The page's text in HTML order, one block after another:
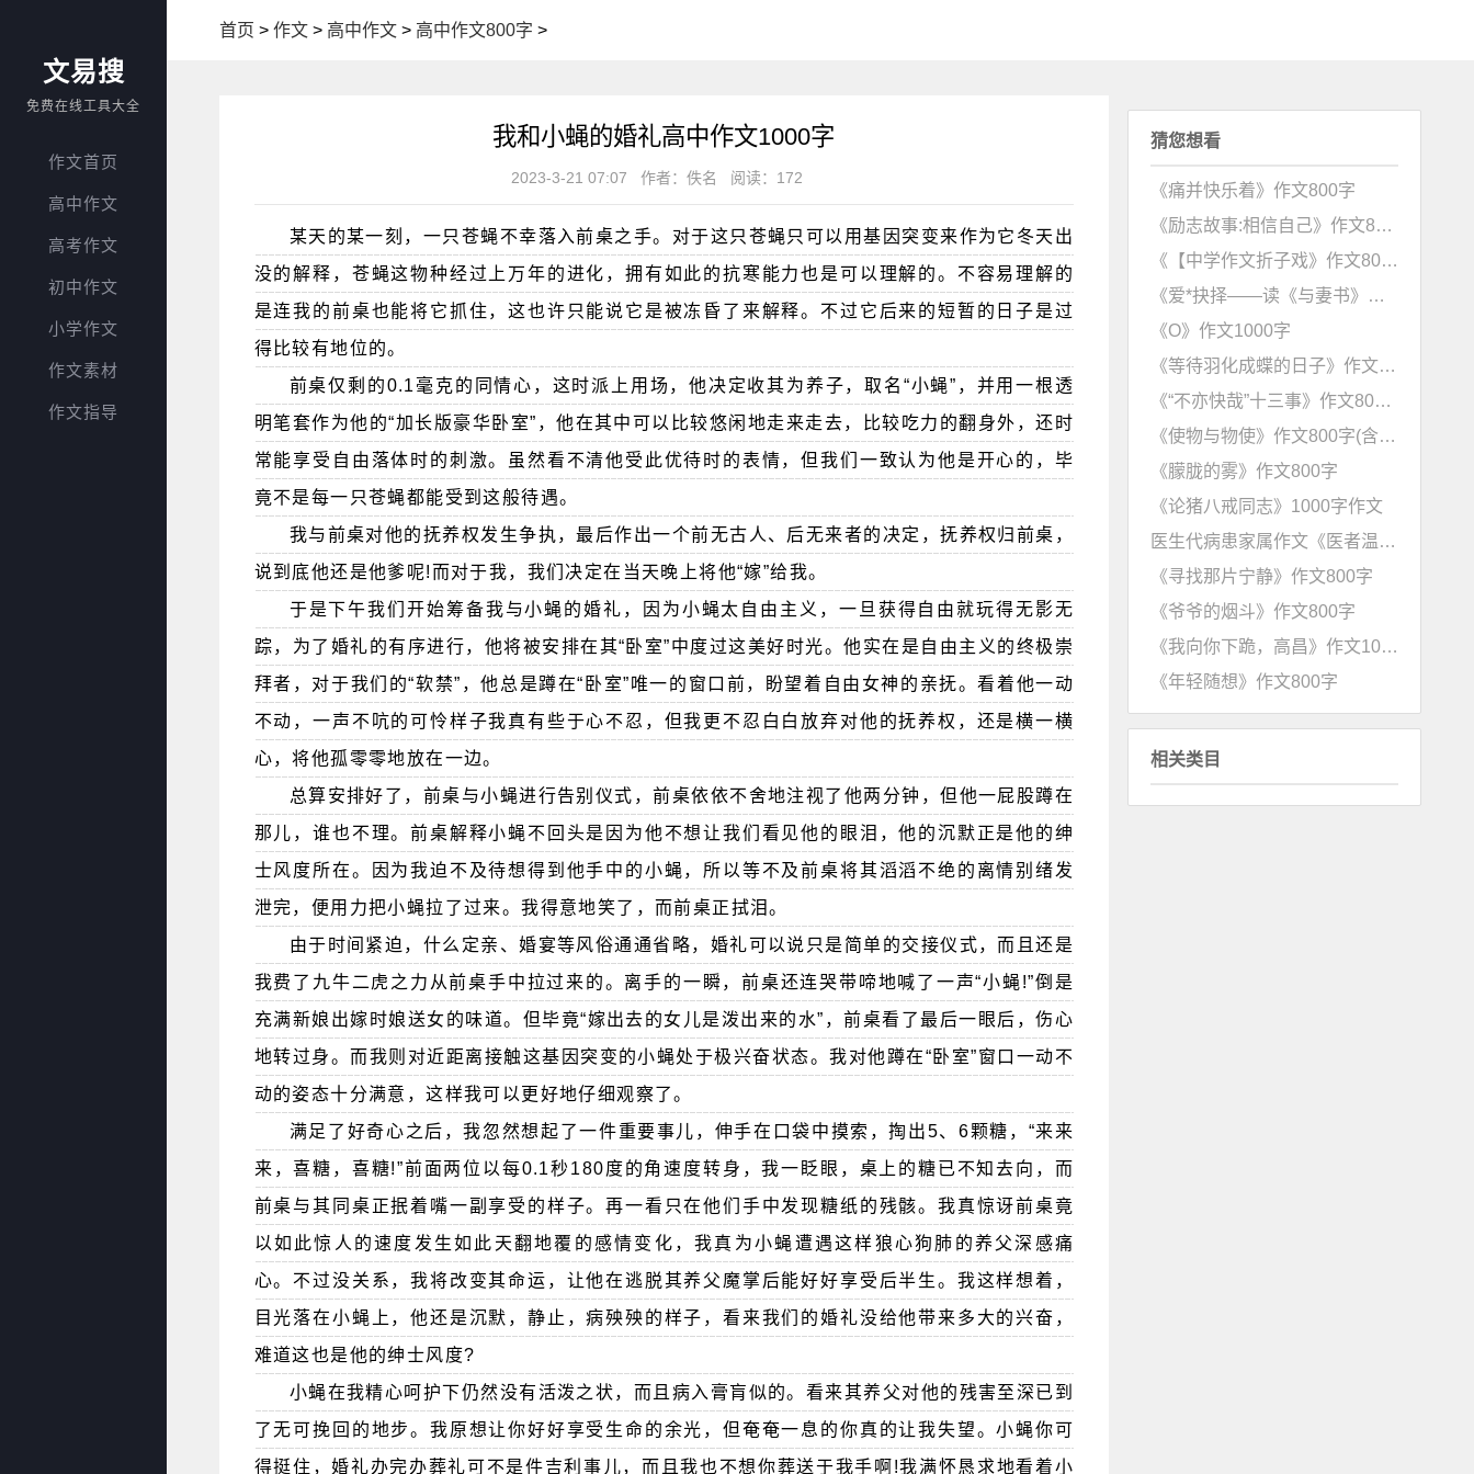
文易搜
免费在线工具大全
作文首页
高中作文
高考作文
初中作文
小学作文
作文素材
作文指导
首页 > 作文> 高中作文> 高中作文800字 >
我和小蝇的婚礼高中作文1000字
2023-3-21 07:07 作者：佚名 阅读：172
某天的某一刻，一只苍蝇不幸落入前桌之手。对于这只苍蝇只可以用基因突变来作为它冬天出
没的解释，苍蝇这物种经过上万年的进化，拥有如此的抗寒能力也是可以理解的。不容易理解的
是连我的前桌也能将它抓住，这也许只能说它是被冻昏了来解释。不过它后来的短暂的日子是过
得比较有地位的。
前桌仅剩的0.1毫克的同情心，这时派上用场，他决定收其为养子，取名“小蝇”，并用一根透
明笔套作为他的“加长版豪华卧室”，他在其中可以比较悠闲地走来走去，比较吃力的翻身外，还时
常能享受自由落体时的刺激。虽然看不清他受此优待时的表情，但我们一致认为他是开心的，毕
竟不是每一只苍蝇都能受到这般待遇。
我与前桌对他的抚养权发生争执，最后作出一个前无古人、后无来者的决定，抚养权归前桌，
说到底他还是他爹呢!而对于我，我们决定在当天晚上将他“嫁”给我。
于是下午我们开始筹备我与小蝇的婚礼，因为小蝇太自由主义，一旦获得自由就玩得无影无
踪，为了婚礼的有序进行，他将被安排在其“卧室”中度过这美好时光。他实在是自由主义的终极崇
拜者，对于我们的“软禁”，他总是蹲在“卧室”唯一的窗口前，盼望着自由女神的亲抚。看着他一动
不动，一声不吭的可怜样子我真有些于心不忍，但我更不忍白白放弃对他的抚养权，还是横一横
心，将他孤零零地放在一边。
总算安排好了，前桌与小蝇进行告别仪式，前桌依依不舍地注视了他两分钟，但他一屁股蹲在
那儿，谁也不理。前桌解释小蝇不回头是因为他不想让我们看见他的眼泪，他的沉默正是他的绅
士风度所在。因为我迫不及待想得到他手中的小蝇，所以等不及前桌将其滔滔不绝的离情别绪发
泄完，便用力把小蝇拉了过来。我得意地笑了，而前桌正拭泪。
由于时间紧迫，什么定亲、婚宴等风俗通通省略，婚礼可以说只是简单的交接仪式，而且还是
我费了九牛二虎之力从前桌手中拉过来的。离手的一瞬，前桌还连哭带啼地喊了一声“小蝇!”倒是
充满新娘出嫁时娘送女的味道。但毕竟“嫁出去的女儿是泼出来的水”，前桌看了最后一眼后，伤心
地转过身。而我则对近距离接触这基因突变的小蝇处于极兴奋状态。我对他蹲在“卧室”窗口一动不
动的姿态十分满意，这样我可以更好地仔细观察了。
满足了好奇心之后，我忽然想起了一件重要事儿，伸手在口袋中摸索，掏出5、6颗糖，“来来
来，喜糖，喜糖!”前面两位以每0.1秒180度的角速度转身，我一眨眼，桌上的糖已不知去向，而
前桌与其同桌正抿着嘴一副享受的样子。再一看只在他们手中发现糖纸的残骸。我真惊讶前桌竟
以如此惊人的速度发生如此天翻地覆的感情变化，我真为小蝇遭遇这样狼心狗肺的养父深感痛
心。不过没关系，我将改变其命运，让他在逃脱其养父魔掌后能好好享受后半生。我这样想着，
目光落在小蝇上，他还是沉默，静止，病殃殃的样子，看来我们的婚礼没给他带来多大的兴奋，
难道这也是他的绅士风度?
小蝇在我精心呵护下仍然没有活泼之状，而且病入膏肓似的。看来其养父对他的残害至深已到
了无可挽回的地步。我原想让你好好享受生命的余光，但奄奄一息的你真的让我失望。小蝇你可
得挺住，婚礼办完办葬礼可不是件吉利事儿，而且我也不想你葬送于我手啊!我满怀恳求地看着小
猜您想看
《痛并快乐着》作文800字
《励志故事:相信自己》作文800字
《【中学作文折子戏》作文800字
《爱*抉择――读《与妻书》感》作文1000字
《O》作文1000字
《等待羽化成蝶的日子》作文800字
《“不亦快哉”十三事》作文800字
《使物与物使》作文800字(含点评)
《朦胧的雾》作文800字
《论猪八戒同志》1000字作文
医生代病患家属作文《医者温情，温暖人心》
《寻找那片宁静》作文800字
《爷爷的烟斗》作文800字
《我向你下跪，高昌》作文1000字
《年轻随想》作文800字
相关类目